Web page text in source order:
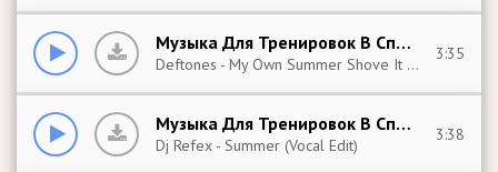
Музыка Для Тренировок В Спортзале
Deftones - My Own Summer Shove It Ost The Matrix
3:35
Музыка Для Тренировок В Спортзале
Dj Refex - Summer (Vocal Edit)
3:38